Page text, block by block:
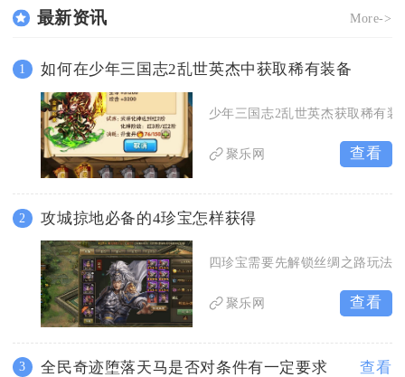
最新资讯 More->
1 如何在少年三国志2乱世英杰中获取稀有装备
少年三国志2乱世英杰获取稀有
聚乐网 查看
2 攻城掠地必备的4珍宝怎样获得
四珍宝需要先解锁丝绸之路玩法
聚乐网 查看
3 全民奇迹堕落天马是否对条件有一定要求 查看